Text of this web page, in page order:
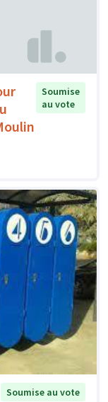
Soumise
au vote
Soumise au vote